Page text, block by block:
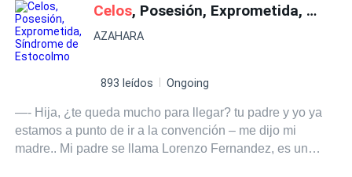
Celos, Posesión, Exprometida, Síndrome de Estocolmo
AZAHARA
893 leídos Ongoing
—- Hija, ¿te queda mucho para llegar? tu padre y yo ya
estamos a punto de ir a la convención – me dijo mi
madre.. Mi padre se llama Lorenzo Fernandez, es un